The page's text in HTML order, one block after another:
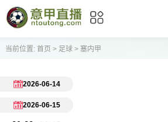
当前位置: 首页 > 足球> 塞内甲
2026-06-14
2026-06-15